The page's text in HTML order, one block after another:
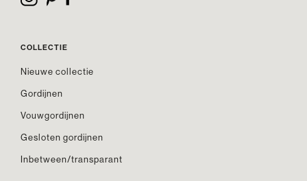
COLLECTIE
Nieuwe collectie
Gordijnen
Vouwgordijnen
Gesloten gordijnen
Inbetween/transparant